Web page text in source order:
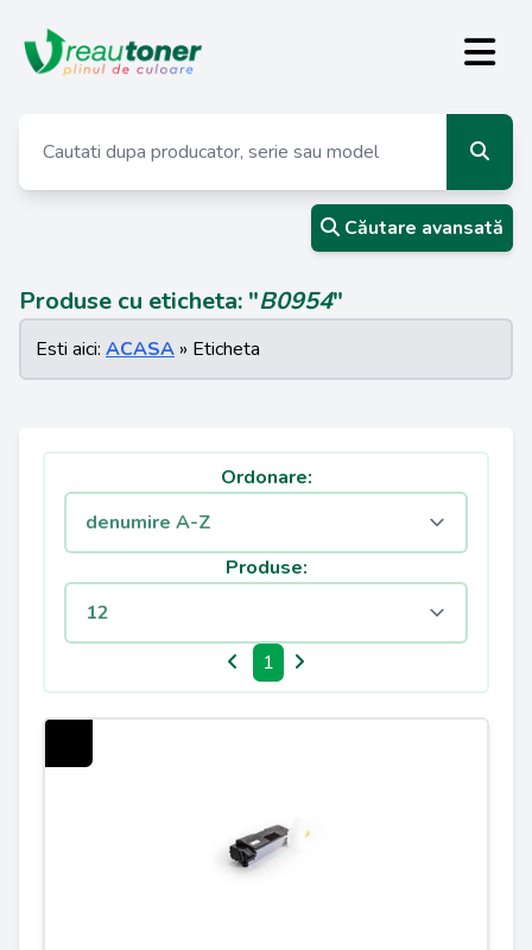
Căutare avansată
Produse cu eticheta: "B0954"
Esti aici: ACASA » Eticheta
Ordonare:
Produse:
1